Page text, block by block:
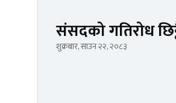
संसदको गतिरोध
शुक्रबार, साउन २२, २०८३